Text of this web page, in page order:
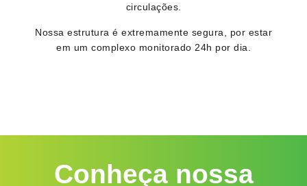
circulações.
Nossa estrutura é extremamente segura, por estar
em um complexo monitorado 24h por dia.
Conheça nossa